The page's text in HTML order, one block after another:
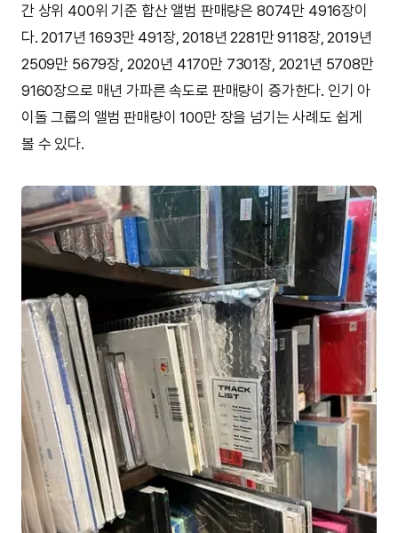
간 상위 400위 기준 합산 앨범 판매량은 8074만 4916장이
다. 2017년 1693만 491장, 2018년 2281만 9118장, 2019년
2509만 5679장, 2020년 4170만 7301장, 2021년 5708만
9160장으로 매년 가파른 속도로 판매량이 증가한다. 인기 아
이돌 그룹의 앨범 판매량이 100만 장을 넘기는 사례도 쉽게
볼 수 있다.